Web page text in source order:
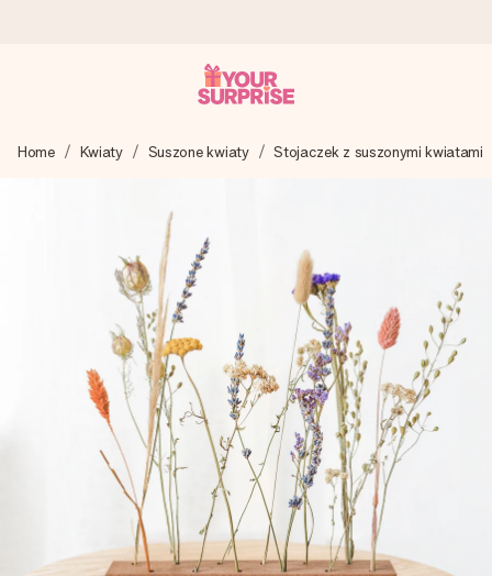
Tworzymy Twój prezent z troską i wysyłamy go w mgnieniu
4,7 (na podstawie +15 000 opinii)
Nasze prezenty inspirują. Klienci oceniają nas na 4,7 w
Google Reviews.
Darmowy bilecik z życzeniami
Stwórz coś wyjątkowego w zaledwie kilku krokach – z jej
imieniem, swoim zdjęciem lub wiadomością, która naprawdę
poruszy serce. Bez problemu, po prostu ogrom miłości na
Home Kwiaty Suszone kwiaty Stojaczek z suszonymi kwiatami